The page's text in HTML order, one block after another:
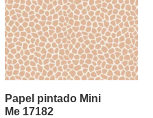
Papel pintado Mini
Me 17182